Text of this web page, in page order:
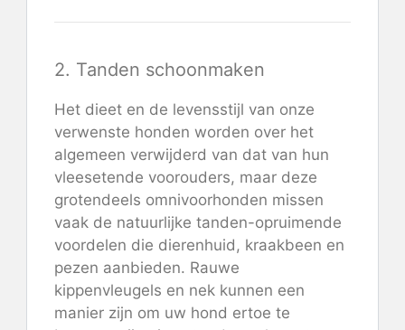
2. Tanden schoonmaken
Het dieet en de levensstijl van onze
verwenste honden worden over het
algemeen verwijderd van dat van hun
vleesetende voorouders, maar deze
grotendeels omnivoorhonden missen
vaak de natuurlijke tanden-opruimende
voordelen die dierenhuid, kraakbeen en
pezen aanbieden. Rauwe
kippenvleugels en nek kunnen een
manier zijn om uw hond ertoe te